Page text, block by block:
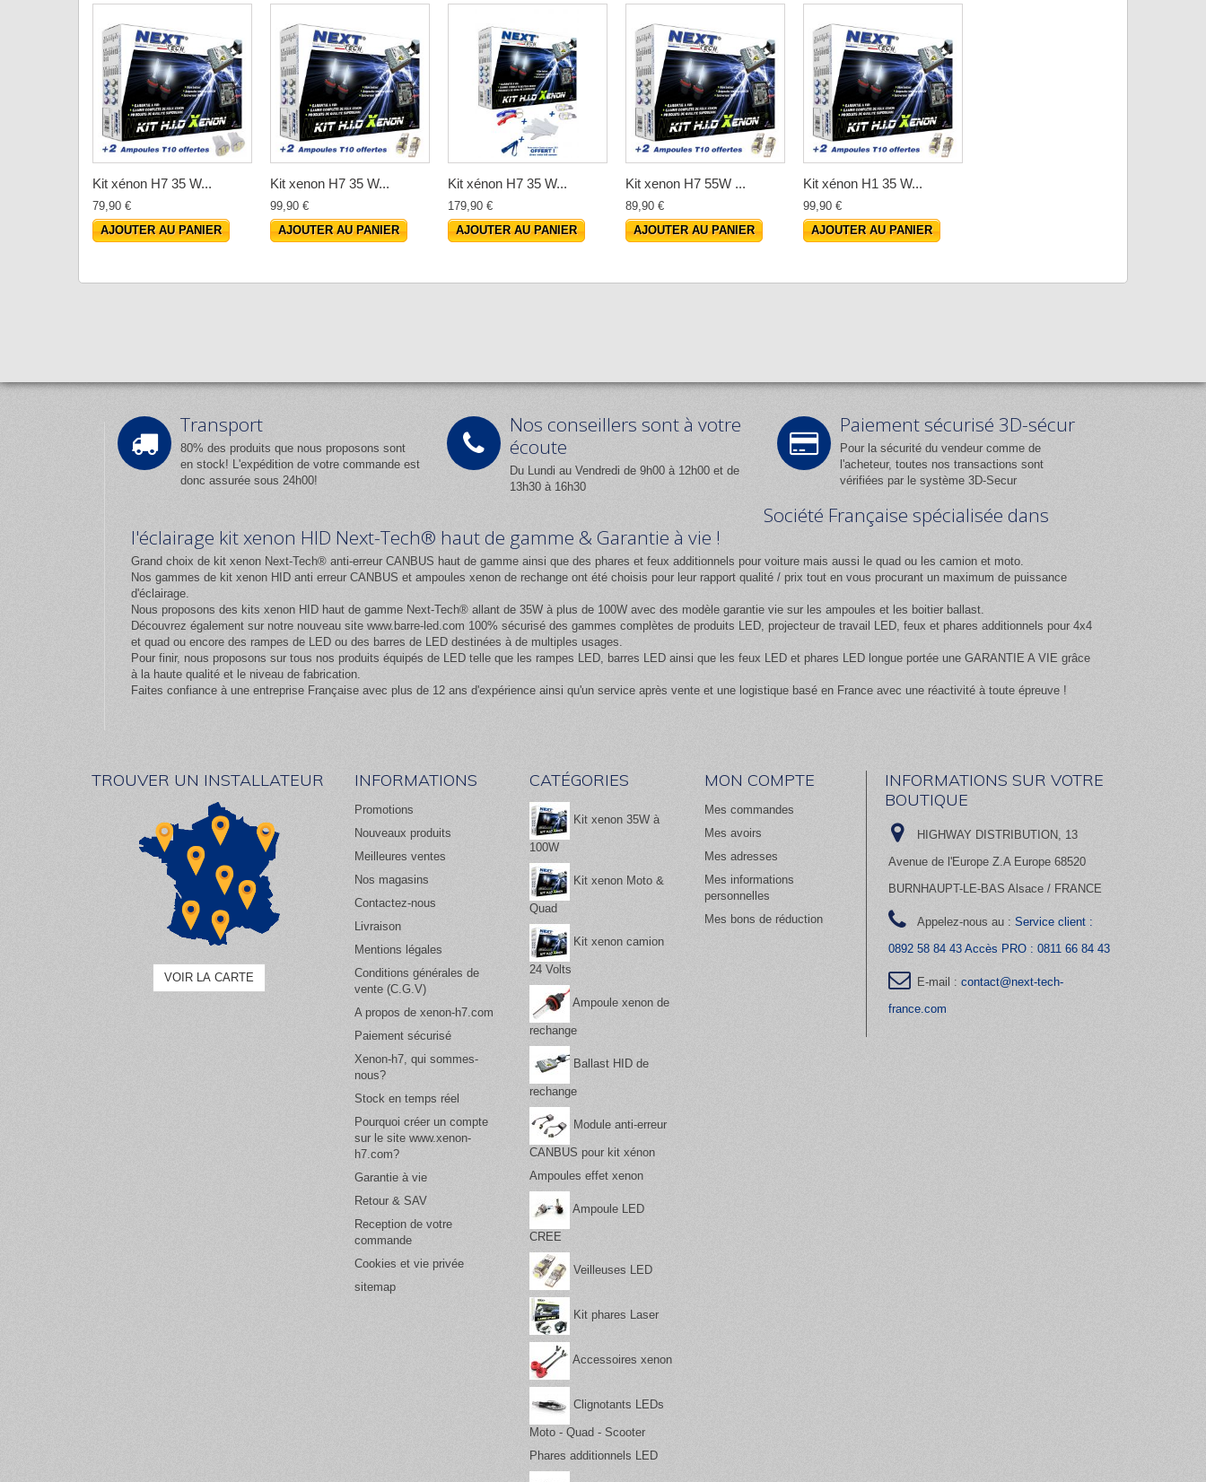
Kit xénon H7 35 W...
79,90 €
AJOUTER AU PANIER
Kit xenon H7 35 W...
99,90 €
AJOUTER AU PANIER
Kit xénon H7 35 W...
179,90 €
AJOUTER AU PANIER
Kit xenon H7 55W ...
89,90 €
AJOUTER AU PANIER
Kit xénon H1 35 W...
99,90 €
AJOUTER AU PANIER
Transport
80% des produits que nous proposons sont
en stock! L'expédition de votre commande est
donc assurée sous 24h00!
Nos conseillers sont à votre
écoute
Du Lundi au Vendredi de 9h00 à 12h00 et de
13h30 à 16h30
Paiement sécurisé 3D-sécur
Pour la sécurité du vendeur comme de
l'acheteur, toutes nos transactions sont
vérifiées par le système 3D-Secur
Société Française spécialisée dans
l'éclairage kit xenon HID Next-Tech® haut de gamme & Garantie à vie !
Grand choix de kit xenon Next-Tech® anti-erreur CANBUS haut de gamme ainsi que des phares et feux additionnels pour voiture mais aussi le quad ou les camion et moto.
Nos gammes de kit xenon HID anti erreur CANBUS et ampoules xenon de rechange ont été choisis pour leur rapport qualité / prix tout en vous procurant un maximum de puissance
d'éclairage.
Nous proposons des kits xenon HID haut de gamme Next-Tech® allant de 35W à plus de 100W avec des modèle garantie vie sur les ampoules et les boitier ballast.
Découvrez également sur notre nouveau site www.barre-led.com 100% sécurisé des gammes complètes de produits LED, projecteur de travail LED, feux et phares additionnels pour 4x4
et quad ou encore des rampes de LED ou des barres de LED destinées à de multiples usages.
Pour finir, nous proposons sur tous nos produits équipés de LED telle que les rampes LED, barres LED ainsi que les feux LED et phares LED longue portée une GARANTIE A VIE grâce
à la haute qualité et le niveau de fabrication.
Faites confiance à une entreprise Française avec plus de 12 ans d'expérience ainsi qu'un service après vente et une logistique basé en France avec une réactivité à toute épreuve !
TROUVER UN INSTALLATEUR
VOIR LA CARTE
INFORMATIONS
Promotions
Nouveaux produits
Meilleures ventes
Nos magasins
Contactez-nous
Livraison
Mentions légales
Conditions générales de
vente (C.G.V)
A propos de xenon-h7.com
Paiement sécurisé
Xenon-h7, qui sommes-
nous?
Stock en temps réel
Pourquoi créer un compte
sur le site www.xenon-
h7.com?
Garantie à vie
Retour & SAV
Reception de votre
commande
Cookies et vie privée
sitemap
CATÉGORIES
Kit xenon 35W à
100W
Kit xenon Moto &
Quad
Kit xenon camion
24 Volts
Ampoule xenon de
rechange
Ballast HID de
rechange
Module anti-erreur
CANBUS pour kit xénon
Ampoules effet xenon
Ampoule LED
CREE
Veilleuses LED
Kit phares Laser
Accessoires xenon
Clignotants LEDs
Moto - Quad - Scooter
Phares additionnels LED
MON COMPTE
Mes commandes
Mes avoirs
Mes adresses
Mes informations
personnelles
Mes bons de réduction
INFORMATIONS SUR VOTRE
BOUTIQUE
HIGHWAY DISTRIBUTION, 13
Avenue de l'Europe Z.A Europe 68520
BURNHAUPT-LE-BAS Alsace / FRANCE
Appelez-nous au : Service client :
0892 58 84 43 Accès PRO : 0811 66 84 43
E-mail : contact@next-tech-
france.com